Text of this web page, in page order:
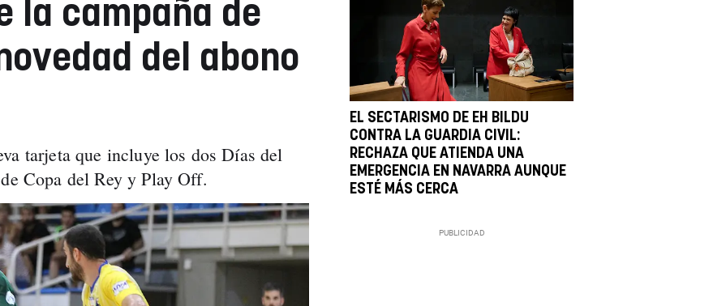
la campaña de
del abono
tarjeta que incluye los dos Días del
Copa del Rey y Play Off.
EL SECTARISMO DE EH BILDU
CONTRA LA GUARDIA CIVIL:
RECHAZA QUE ATIENDA UNA
EMERGENCIA EN NAVARRA AUNQUE
ESTÉ MÁS CERCA